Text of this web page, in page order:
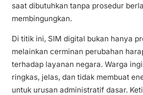
saat dibutuhkan tanpa prosedur
membingungkan.
Di titik ini, SIM digital bukan hanya
melainkan cerminan perubahan
terhadap layanan negara. Warga
ringkas, jelas, dan tidak membuat
untuk urusan administratif dasar.